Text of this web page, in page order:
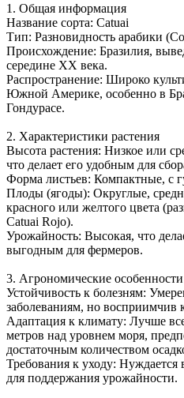
1. Общая информация
Название сорта: Catuai
Тип: Разновидность арабики
Происхождение: Бразилия,
середине XX века.
Распространение: Широко
Южной Америке, особенно в
Гондурасе.
2. Характеристики растения
Высота растения: Низкое или
что делает его удобным для
Форма листьев: Компактные, с
Плоды (ягоды): Округлые,
красного или желтого цвета
Catuai Rojo).
Урожайность: Высокая, что
выгодным для фермеров.
3. Агрономические особенности
Устойчивость к болезням:
заболеваниям, но восприимчив
Адаптация к климату: Лучше
метров над уровнем моря,
достаточным количеством
Требования к уходу: Нуждается
для поддержания урожайности.